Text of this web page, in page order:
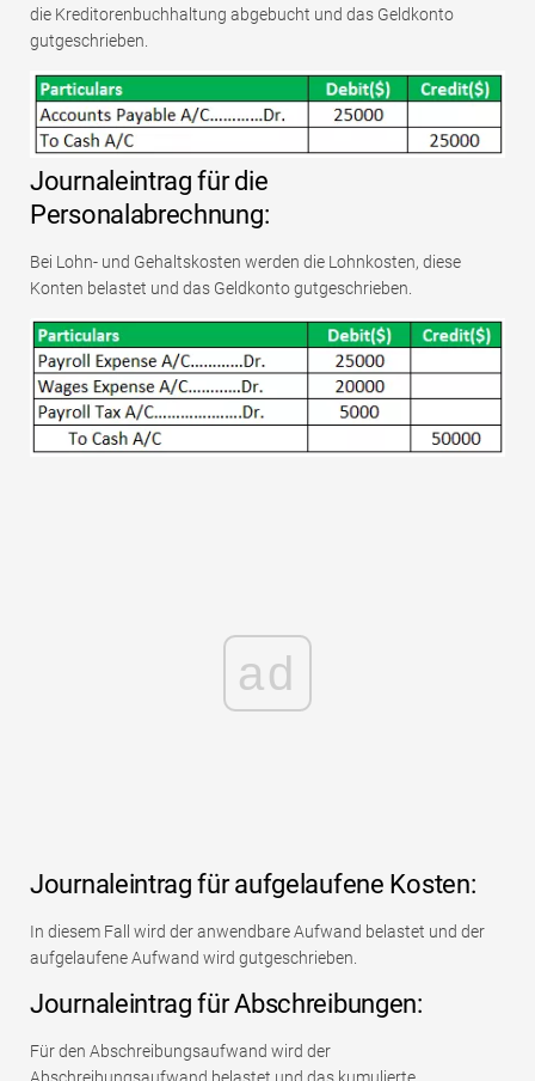
die Kreditorenbuchhaltung abgebucht und das Geldkonto
gutgeschrieben.
Journaleintrag für die
Personalabrechnung:
Bei Lohn- und Gehaltskosten werden die Lohnkosten, diese
Konten belastet und das Geldkonto gutgeschrieben.
ad
Journaleintrag für aufgelaufene Kosten:
In diesem Fall wird der anwendbare Aufwand belastet und der
aufgelaufene Aufwand wird gutgeschrieben.
Journaleintrag für Abschreibungen:
Für den Abschreibungsaufwand wird der
Abschreibungsaufwand belastet und das kumulierte